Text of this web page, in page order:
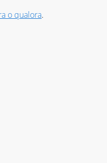
o qualora.